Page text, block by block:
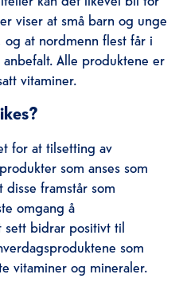
viser at små barn og unge
at nordmenn flest får i
Alle produktene er
vitaminer.
for at tilsetting av
som anses som
framstår som
omgang å
sett bidrar positivt til
som
vitaminer og mineraler.